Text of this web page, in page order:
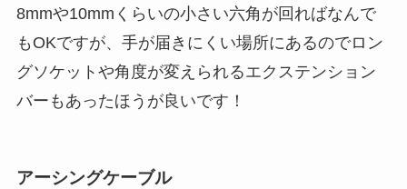
8mmや10mmくらいの小さい六角が回ればなんで
もOKですが、手が届きにくい場所にあるのでロン
グソケットや角度が変えられるエクステンション
バーもあったほうが良いです！
アーシングケーブル